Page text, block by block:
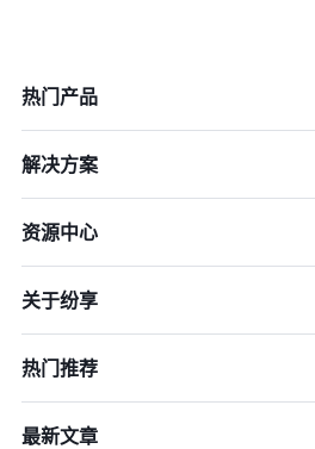
热门产品
解决方案
资源中心
关于纷享
热门推荐
最新文章